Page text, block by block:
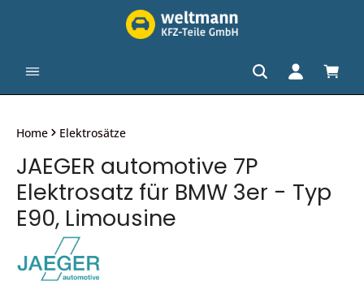
Home Elektrosätze
JAEGER automotive 7P
Elektrosatz für BMW 3er - Typ
E90, Limousine